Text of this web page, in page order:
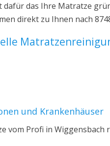
das Ihre Matratze
direkt zu Ihnen nach
und Krankenhäuser
vom Profi in Wiggensbach